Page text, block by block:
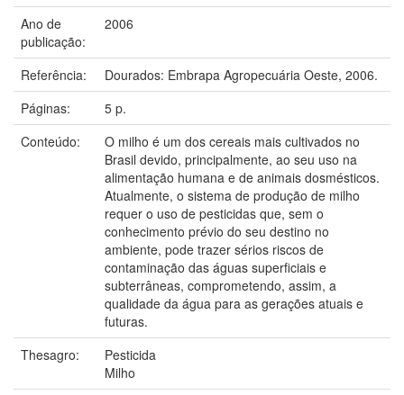
Ano de
publicação:
2006
Referência:
Dourados: Embrapa Agropecuária Oeste, 2006.
Páginas:
5 p.
Conteúdo:
O milho é um dos cereais mais cultivados no
Brasil devido, principalmente, ao seu uso na
alimentação humana e de animais dosmésticos.
Atualmente, o sistema de produção de milho
requer o uso de pesticidas que, sem o
conhecimento prévio do seu destino no
ambiente, pode trazer sérios riscos de
contaminação das águas superficiais e
subterrâneas, comprometendo, assim, a
qualidade da água para as gerações atuais e
futuras.
Thesagro:
Pesticida
Milho